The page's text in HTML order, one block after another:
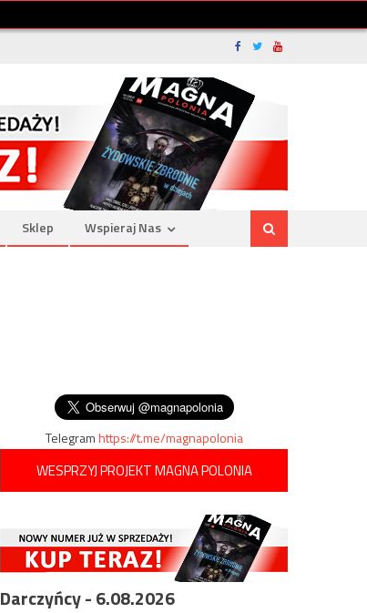
Sklep Wspieraj Nas
Telegramhttps://t.me/magnapolonia
WESPRZYJ PROJEKT MAGNA POLONIA
Darczyńcy - 6.08.2026